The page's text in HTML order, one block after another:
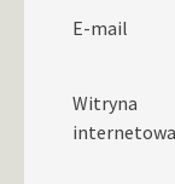
E-mail
Witryna
internetowa